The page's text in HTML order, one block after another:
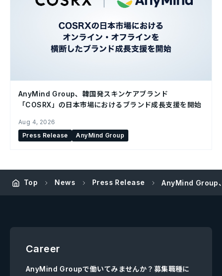
AnyMind Group、韓国発スキンケアブランド
「COSRX」の日本市場におけるブランド成長支援を開始
Aug 4, 2026
Press Release
AnyMind Group
Top News Press Release AnyMind Group
Career
AnyMind Groupで働いてみませんか？募集職種に